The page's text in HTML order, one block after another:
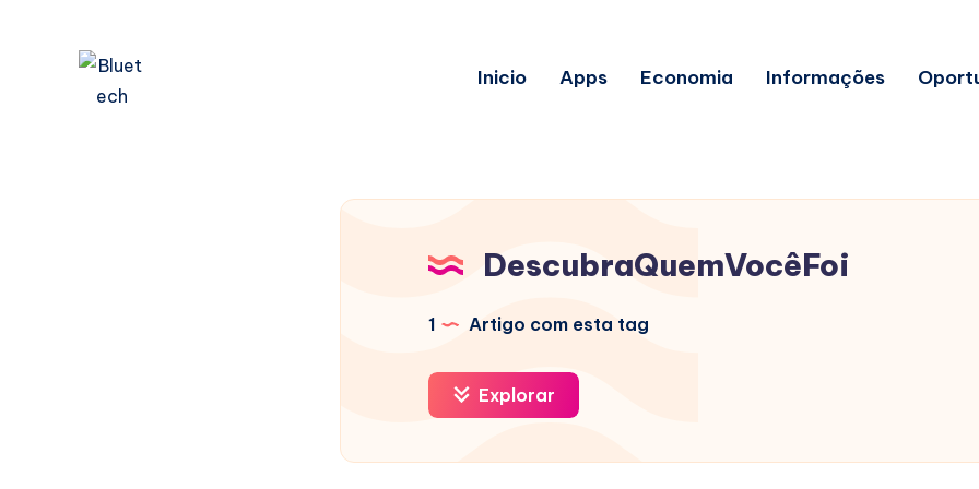
Inicio Apps Economia Informações
DescubraQuemVocêFoi
1 Artigo com esta tag
Explorar